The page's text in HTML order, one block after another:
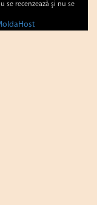
se recenzează şi nu se